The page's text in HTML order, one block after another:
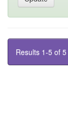
Results 1-5 of